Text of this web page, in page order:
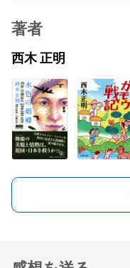
著者
西木 正明